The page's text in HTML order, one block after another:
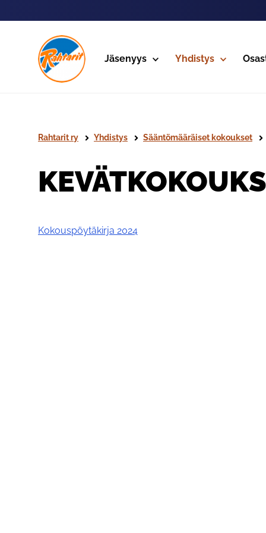
Jäsenyys Yhdistys
Rahtarit ry Yhdistys Sääntömääräiset kokoukset
Kokouspöytäkirja 2024